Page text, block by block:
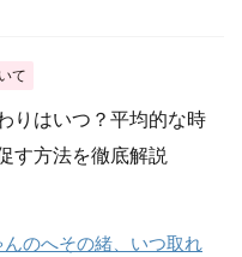
て
りはいつ？平均的な時
す方法を徹底解説
んのへその緒、いつ取れ